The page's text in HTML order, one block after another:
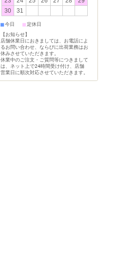
30
31
■今日 ■定休日
【お知らせ】
店舗休業日におきましては、お電話によ
るお問い合わせ、ならびに出荷業務はお
休みさせていただきます。
休業中のご注文・ご質問等につきまして
は、ネット上で24時間受け付け、店舗
営業日に順次対応させていただきます。